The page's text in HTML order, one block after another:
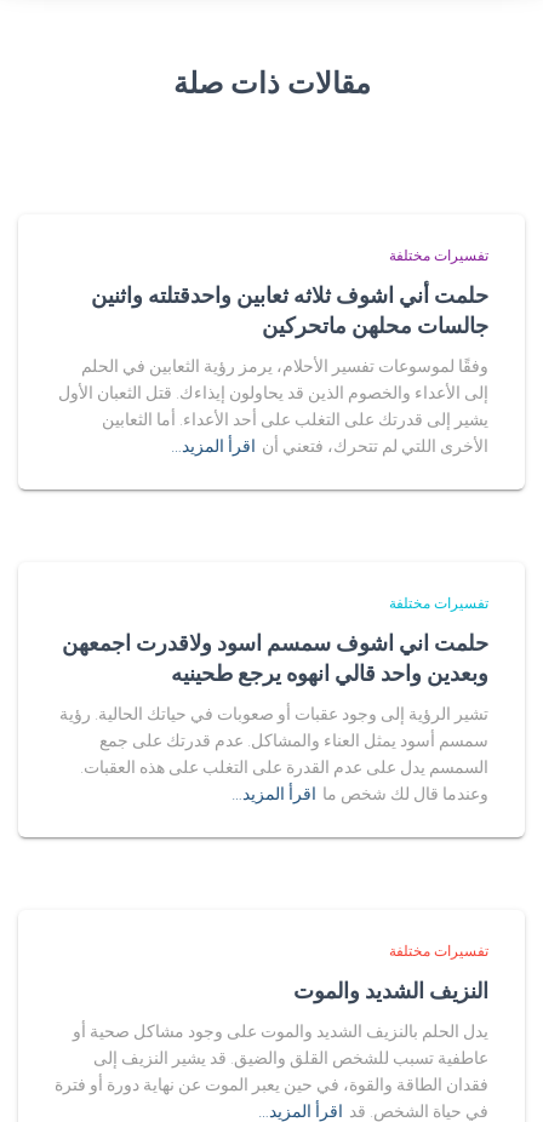
مقالات ذات صلة
تفسيرات مختلفة
حلمت أني اشوف ثلاثه ثعابين واحدقتلته واثنين
جالسات محلهن ماتحركين
وفقًا لموسوعات تفسير الأحلام، يرمز رؤية الثعابين في الحلم
إلى الأعداء والخصوم الذين قد يحاولون إيذاءك. قتل الثعبان الأول
يشير إلى قدرتك على التغلب على أحد الأعداء. أما الثعابين
الأخرى اللتي لم تتحرك، فتعني أن اقرأ المزيد…
تفسيرات مختلفة
حلمت اني اشوف سمسم اسود ولاقدرت اجمعهن
وبعدين واحد قالي انهوه يرجع طحينيه
تشير الرؤية إلى وجود عقبات أو صعوبات في حياتك الحالية. رؤية
سمسم أسود يمثل العناء والمشاكل. عدم قدرتك على جمع
السمسم يدل على عدم القدرة على التغلب على هذه العقبات.
وعندما قال لك شخص ما اقرأ المزيد…
تفسيرات مختلفة
النزيف الشديد والموت
يدل الحلم بالنزيف الشديد والموت على وجود مشاكل صحية أو
عاطفية تسبب للشخص القلق والضيق. قد يشير النزيف إلى
فقدان الطاقة والقوة، في حين يعبر الموت عن نهاية دورة أو فترة
في حياة الشخص. قد اقرأ المزيد…